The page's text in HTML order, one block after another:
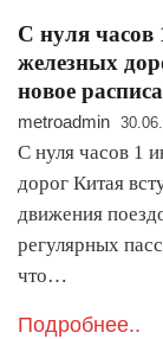
С нуля часов
железных
новое
metroadmin
С нуля часов 1
дорог Китая
движения
регулярных
что…
Подробнее..